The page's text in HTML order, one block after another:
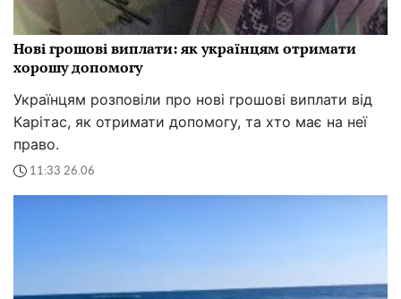
Нові грошові виплати: як українцям отримати
хорошу допомогу
Українцям розповіли про нові грошові виплати від
Карітас, як отримати допомогу, та хто має на неї
право.
11:33 26.06